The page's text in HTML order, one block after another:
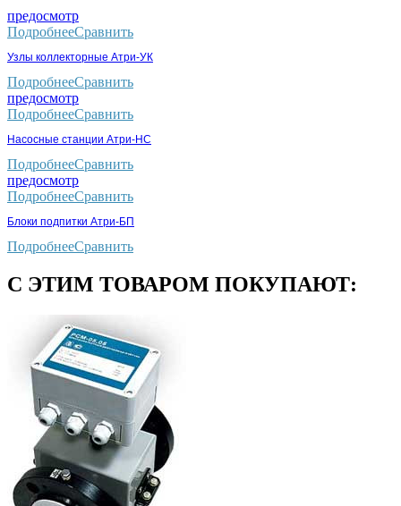
предосмотр
ПодробнееСравнить
Узлы коллекторные Атри-УК
ПодробнееСравнить
предосмотр
ПодробнееСравнить
Насосные станции Атри-НС
ПодробнееСравнить
предосмотр
ПодробнееСравнить
Блоки подпитки Атри-БП
ПодробнееСравнить
С ЭТИМ ТОВАРОМ ПОКУПАЮТ: